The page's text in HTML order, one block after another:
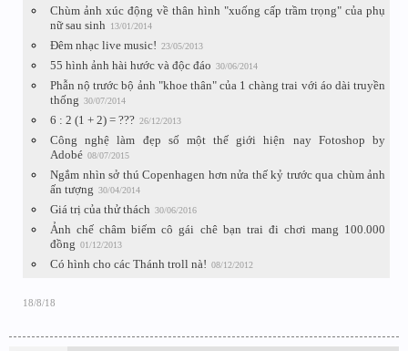
Chùm ảnh xúc động về thân hình "xuống cấp trầm trọng" của phụ
nữ sau sinh
13/01/2014
Đêm nhạc live music! 23/05/2013
55 hình ảnh hài hước và độc đáo 30/06/2014
Phẫn nộ trước bộ ảnh "khoe thân" của 1 chàng trai với áo dài truyền
thống 30/07/2014
6 : 2 (1 + 2) = ??? 26/12/2013
Công nghệ làm đẹp số một thế giới hiện nay Fotoshop by
Adobé 08/07/2015
Ngắm nhìn sở thú Copenhagen hơn nửa thế kỷ trước qua chùm ảnh
ấn tượng 30/04/2014
Giá trị của thử thách 30/06/2016
Ảnh chế châm biếm cô gái chê bạn trai đi chơi mang 100.000
đồng 01/12/2013
Có hình cho các Thánh troll nà! 08/12/2012
18/8/18